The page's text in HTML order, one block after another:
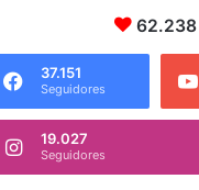
62.238
37.151
Seguidores
19.027
Seguidores